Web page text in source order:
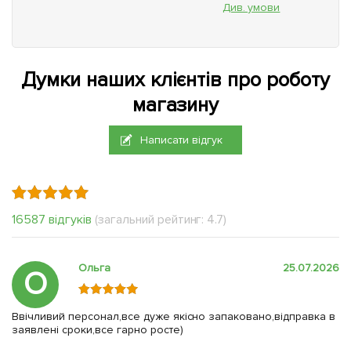
Див. умови
Думки наших клієнтів про роботу
магазину
Написати відгук
16587 відгуків (загальний рейтинг: 4.7)
О Ольга 25.07.2026
Ввічливий персонал,все дуже якісно запаковано,відправка в
заявлені сроки,все гарно росте)